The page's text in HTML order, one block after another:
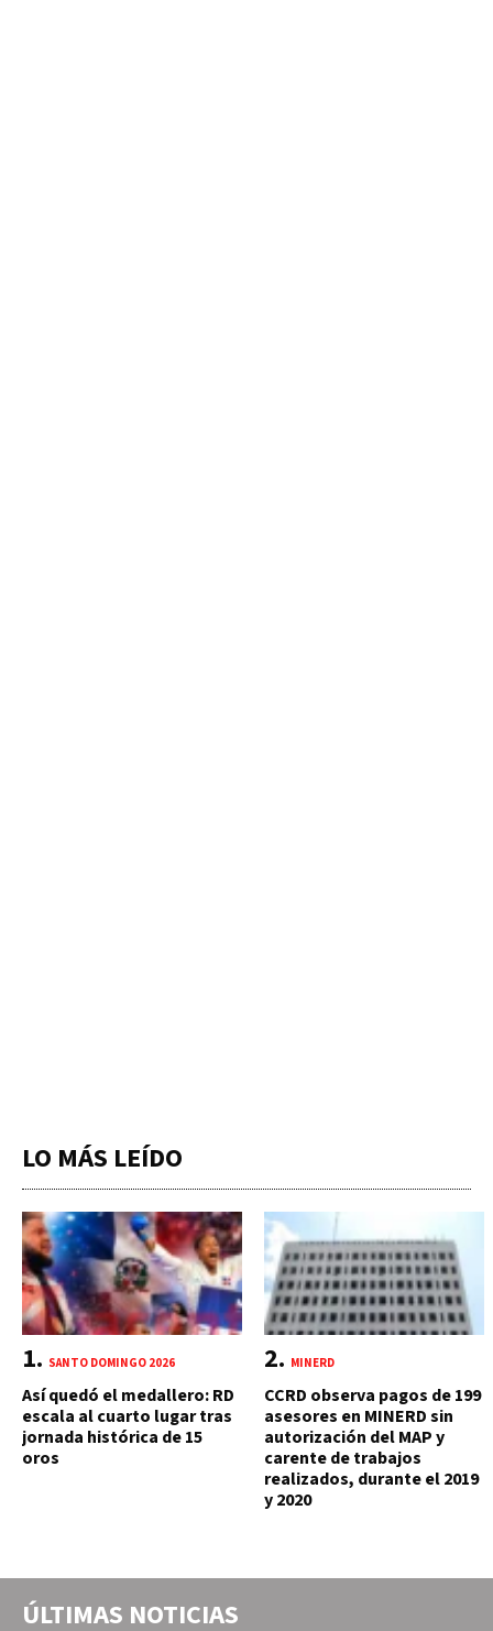
LO MÁS LEÍDO
SANTO DOMINGO 2026
Así quedó el medallero: RD
escala al cuarto lugar tras
jornada histórica de 15
oros
MINERD
CCRD observa pagos de 199
asesores en MINERD sin
autorización del MAP y
carente de trabajos
realizados, durante el 2019
y 2020
ÚLTIMAS NOTICIAS